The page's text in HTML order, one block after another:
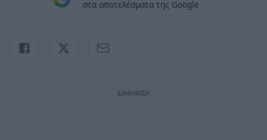
στα αποτελέσματα της Google